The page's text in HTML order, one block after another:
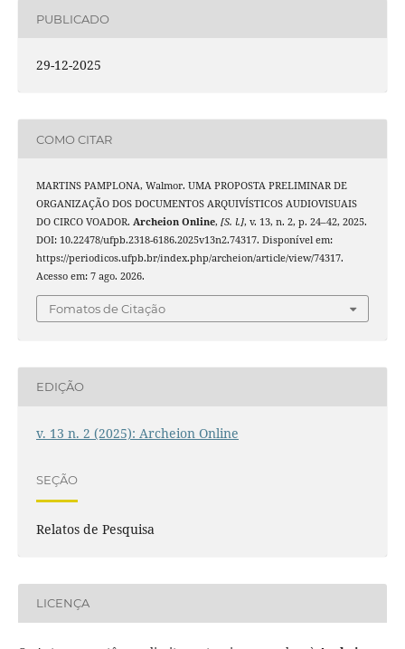
PUBLICADO
29-12-2025
COMO CITAR
MARTINS PAMPLONA, Walmor. UMA PROPOSTA PRELIMINAR DE
ORGANIZAÇÃO DOS DOCUMENTOS ARQUIVÍSTICOS AUDIOVISUAIS
DO CIRCO VOADOR. Archeion Online, [S. l.], v. 13, n. 2, p. 24–42, 2025.
DOI: 10.22478/ufpb.2318-6186.2025v13n2.74317. Disponível em:
https://periodicos.ufpb.br/index.php/archeion/article/view/74317.
Acesso em: 7 ago. 2026.
Fomatos de Citação
EDIÇÃO
v. 13 n. 2 (2025): Archeion Online
SEÇÃO
Relatos de Pesquisa
LICENÇA